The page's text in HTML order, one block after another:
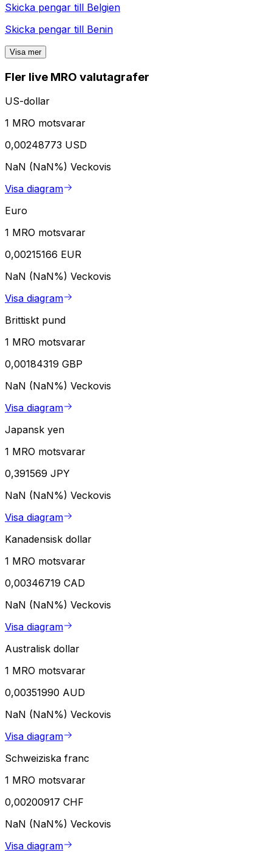
Skicka pengar till Belgien
Skicka pengar till Benin
Visa mer
Fler live MRO valutagrafer
US-dollar
1 MRO motsvarar
0,00248773 USD
NaN (NaN%) Veckovis
Visa diagram
Euro
1 MRO motsvarar
0,00215166 EUR
NaN (NaN%) Veckovis
Visa diagram
Brittiskt pund
1 MRO motsvarar
0,00184319 GBP
NaN (NaN%) Veckovis
Visa diagram
Japansk yen
1 MRO motsvarar
0,391569 JPY
NaN (NaN%) Veckovis
Visa diagram
Kanadensisk dollar
1 MRO motsvarar
0,00346719 CAD
NaN (NaN%) Veckovis
Visa diagram
Australisk dollar
1 MRO motsvarar
0,00351990 AUD
NaN (NaN%) Veckovis
Visa diagram
Schweiziska franc
1 MRO motsvarar
0,00200917 CHF
NaN (NaN%) Veckovis
Visa diagram